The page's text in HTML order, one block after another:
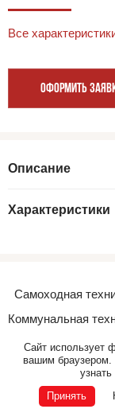
Все
ОФОРМИТЬ
Описание
Характеристики
Самоходная
Коммунальная
Дополнительное
оборудование
Сайт использует
вашим
узнать
Принять